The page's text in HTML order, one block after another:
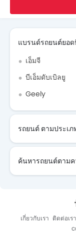
ระบบล็อคประ
Search Other ร
แบรนด์รถยนต์ยอ
เอ็มจี
บีเอ็มดับเบิลยู
Geely
รถยนต์ ตามประเภ
ค้นหารถยนต์ตาม
เกี่ยวกับเรา ติดต่อเรา